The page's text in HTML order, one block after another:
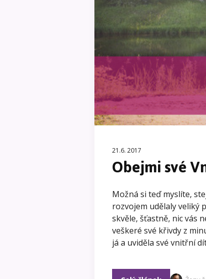
21.6. 2017
Obejmi své
Možná si teď myslíte,
rozvojem udělaly veliký
skvěle, šťastně, nic vás
veškeré své křivdy z
já a uviděla své vnitřní